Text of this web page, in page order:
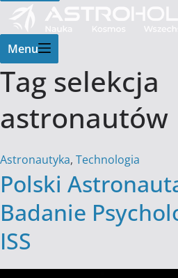
Menu
Tag selekcja
astronautów
Astronautyka, Technologia
Polski
Badanie
ISS